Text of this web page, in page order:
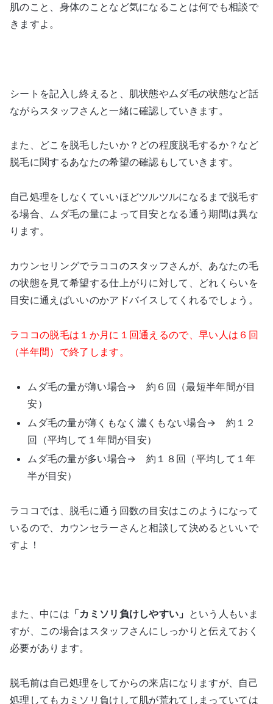
肌のこと、身体のことなど気になることは何でも相談で
きますよ。
シートを記入し終えると、肌状態やムダ毛の状態など話
ながらスタッフさんと一緒に確認していきます。
また、どこを脱毛したいか？どの程度脱毛するか？など
脱毛に関するあなたの希望の確認もしていきます。
自己処理をしなくていいほどツルツルになるまで脱毛す
る場合、ムダ毛の量によって目安となる通う期間は異な
ります。
カウンセリングでラココのスタッフさんが、あなたの毛
の状態を見て希望する仕上がりに対して、どれくらいを
目安に通えばいいのかアドバイスしてくれるでしょう。
ラココの脱毛は１か月に１回通えるので、早い人は６回
（半年間）で終了します。
ムダ毛の量が薄い場合→ 約６回（最短半年間が目
安）
ムダ毛の量が薄くもなく濃くもない場合→ 約１２
回（平均して１年間が目安）
ムダ毛の量が多い場合→ 約１８回（平均して１年
半が目安）
ラココでは、脱毛に通う回数の目安はこのようになって
いるので、カウンセラーさんと相談して決めるといいで
すよ！
また、中には 「カミソリ負けしやすい」 という人もいま
すが、この場合はスタッフさんにしっかりと伝えておく
必要があります。
脱毛前は自己処理をしてからの来店になりますが、自己
処理してもカミソリ負けして肌が荒れてしまっていては